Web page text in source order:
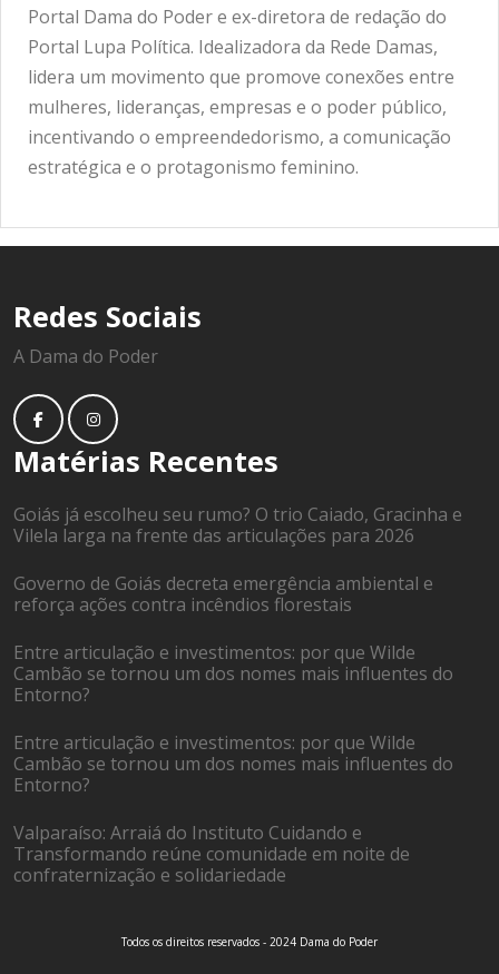
Portal Dama do Poder e ex-diretora de redação do
Portal Lupa Política. Idealizadora da Rede Damas,
lidera um movimento que promove conexões entre
mulheres, lideranças, empresas e o poder público,
incentivando o empreendedorismo, a comunicação
estratégica e o protagonismo feminino.
Redes Sociais
A Dama do Poder
Matérias Recentes
Goiás já escolheu seu rumo? O trio Caiado, Gracinha e
Vilela larga na frente das articulações para 2026
Governo de Goiás decreta emergência ambiental e
reforça ações contra incêndios florestais
Entre articulação e investimentos: por que Wilde
Cambão se tornou um dos nomes mais influentes do
Entorno?
Entre articulação e investimentos: por que Wilde
Cambão se tornou um dos nomes mais influentes do
Entorno?
Valparaíso: Arraiá do Instituto Cuidando e
Transformando reúne comunidade em noite de
confraternização e solidariedade
Todos os direitos reservados - 2024 Dama do Poder